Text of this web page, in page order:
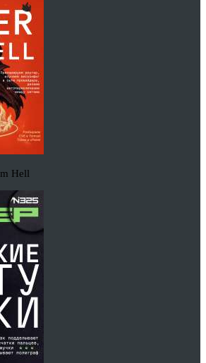
Hell